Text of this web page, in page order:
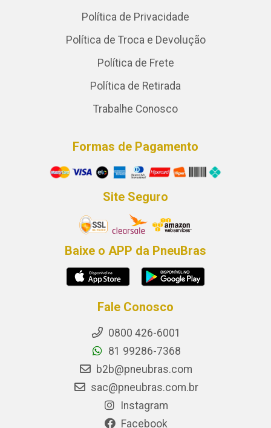
Política de Privacidade
Política de Troca e Devolução
Política de Frete
Política de Retirada
Trabalhe Conosco
Formas de Pagamento
Site Seguro
Baixe o APP da PneuBras
Fale Conosco
0800 426-6001
81 99286-7368
b2b@pneubras.com
sac@pneubras.com.br
Instagram
Facebook